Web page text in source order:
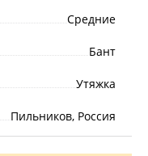
Средние
Бант
Утяжка
Пильников, Россия